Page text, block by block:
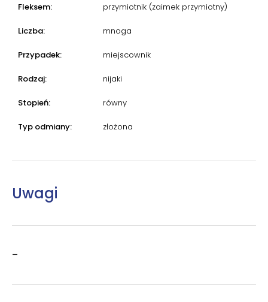
Fleksem: przymiotnik (zaimek przymiotny)
Liczba: mnoga
Przypadek: miejscownik
Rodzaj: nijaki
Stopień: równy
Typ odmiany: złożona
Uwagi
–